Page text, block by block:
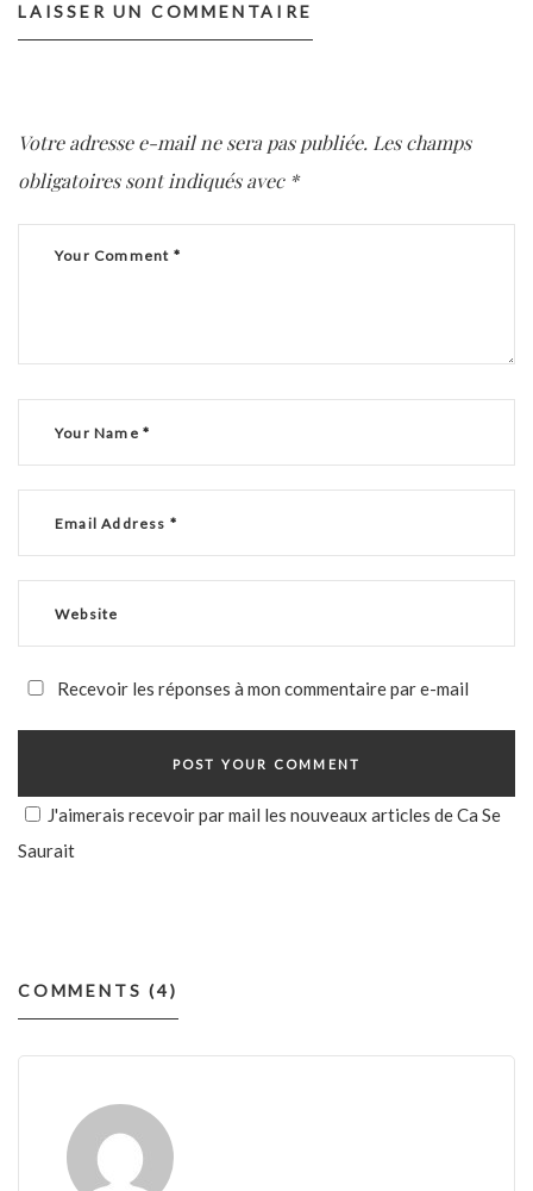
LAISSER UN COMMENTAIRE
Votre adresse e-mail ne sera pas publiée. Les champs
obligatoires sont indiqués avec *
Recevoir les réponses à mon commentaire par e-mail
J'aimerais recevoir par mail les nouveaux articles de Ca Se
Saurait
COMMENTS (4)